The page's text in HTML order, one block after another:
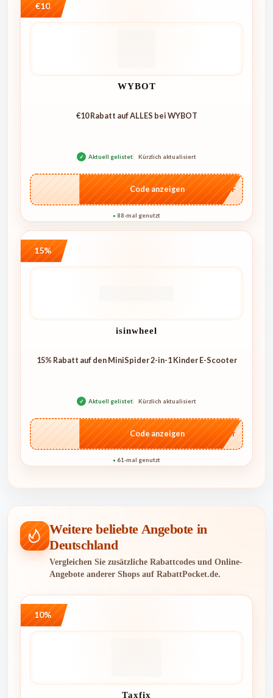
€10
WYBOT
€10 Rabatt auf ALLES bei WYBOT
✓ Aktuell gelistet Kürzlich aktualisiert
…AFF
Code anzeigen
● 88-mal genutzt
15%
isinwheel
15% Rabatt auf den MiniSpider 2-in-1 Kinder E-Scooter
✓ Aktuell gelistet Kürzlich aktualisiert
…ider
Code anzeigen
● 61-mal genutzt
Weitere beliebte Angebote in
Deutschland
Vergleichen Sie zusätzliche Rabattcodes und Online-
Angebote anderer Shops auf RabattPocket.de.
10%
Taxfix